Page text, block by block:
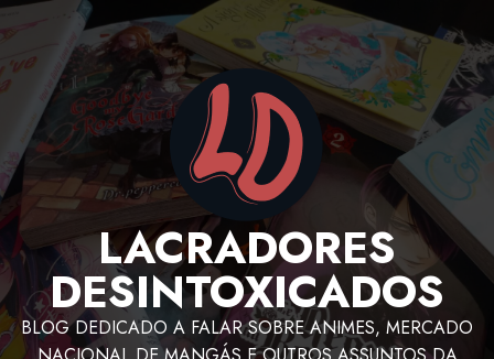
LACRADORES
DESINTOXICADOS
BLOG DEDICADO A FALAR SOBRE ANIMES, MERCADO